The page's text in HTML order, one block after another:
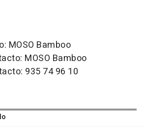
MOSO Bamboo
MOSO Bamboo
935 74 96 10